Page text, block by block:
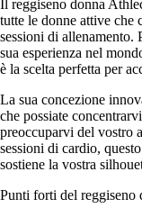
Il reggiseno donna
tutte le donne attive che
sessioni di allenamento.
sua esperienza nel
è la scelta perfetta per
La sua concezione
che possiate
preoccuparvi del vostro
sessioni di cardio,
sostiene la vostra
Punti forti del reggiseno